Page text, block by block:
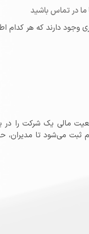
ما در تماس باشید
دارند که هر کدام
مالی یک شرکت
می‌شود تا مدیران،